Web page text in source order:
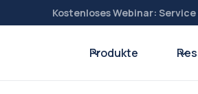
Kostenloses Webinar:
Produkte